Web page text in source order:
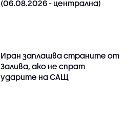
(06.08.2026 - централна)
Иран заплашва страните от
Залива, ако не спрат
ударите на САЩ